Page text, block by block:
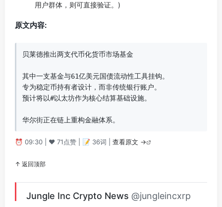
用户群体，则可直接验证。)
原文内容:
贝莱德推出两支代币化货币市场基金
其中一支基金与61亿美元国债流动性工具挂钩。
专为稳定币持有者设计，而非传统银行账户。
预计将以#以太坊作为核心结算基础设施。
华尔街正在链上重构金融体系。
⏰ 09:30 | ❤️ 71点赞 | 📝 36词 | 查看原文 →
↑ 返回顶部
Jungle Inc Crypto News @jungleincxrp